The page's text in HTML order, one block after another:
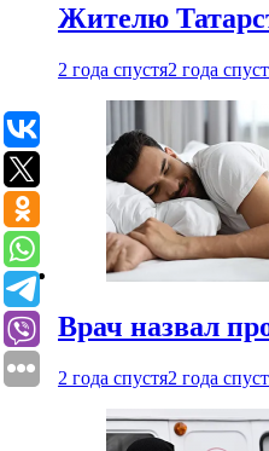
Жителю
2 года спустя2 года
Врач назвал
2 года спустя2 года